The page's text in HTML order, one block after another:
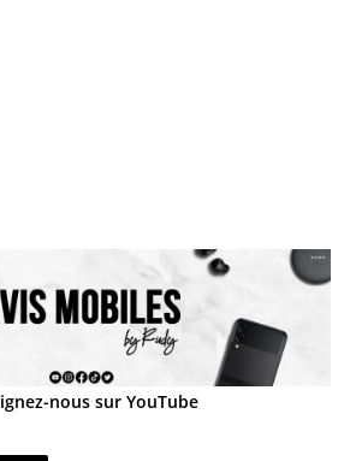
nous sur YouTube